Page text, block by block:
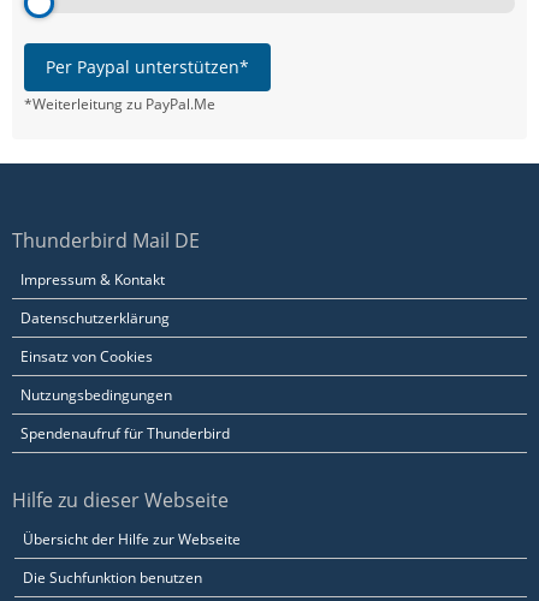
Per Paypal unterstützen*
*Weiterleitung zu PayPal.Me
Thunderbird Mail DE
Impressum & Kontakt
Datenschutzerklärung
Einsatz von Cookies
Nutzungsbedingungen
Spendenaufruf für Thunderbird
Hilfe zu dieser Webseite
Übersicht der Hilfe zur Webseite
Die Suchfunktion benutzen